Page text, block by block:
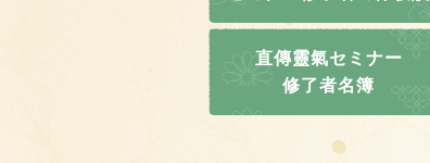
直傳靈氣セミナー
修了者名簿